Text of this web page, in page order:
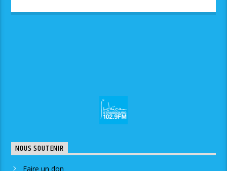
NOUS SOUTENIR
Faire un don